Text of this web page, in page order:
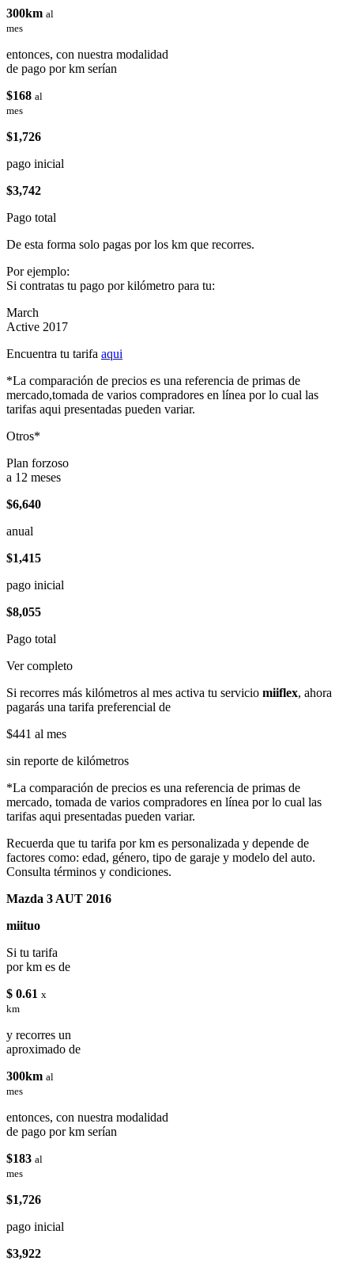
300km al
mes
entonces, con nuestra modalidad
de pago por km serían
$168 al
mes
$1,726
pago inicial
$3,742
Pago total
De esta forma solo pagas por los km que recorres.
Por ejemplo:
Si contratas tu pago por kilómetro para tu:
March
Active 2017
Encuentra tu tarifa aqui
*La comparación de precios es una referencia de primas de
mercado,tomada de varios compradores en línea por lo cual las
tarifas aqui presentadas pueden variar.
Otros*
Plan forzoso
a 12 meses
$6,640
anual
$1,415
pago inicial
$8,055
Pago total
Ver completo
Si recorres más kilómetros al mes activa tu servicio miiflex, ahora
pagarás una tarifa preferencial de
$441 al mes
sin reporte de kilómetros
*La comparación de precios es una referencia de primas de
mercado, tomada de varios compradores en línea por lo cual las
tarifas aqui presentadas pueden variar.
Recuerda que tu tarifa por km es personalizada y depende de
factores como: edad, género, tipo de garaje y modelo del auto.
Consulta términos y condiciones.
Mazda 3 AUT 2016
miituo
Si tu tarifa
por km es de
$ 0.61 x
km
y recorres un
aproximado de
300km al
mes
entonces, con nuestra modalidad
de pago por km serían
$183 al
mes
$1,726
pago inicial
$3,922